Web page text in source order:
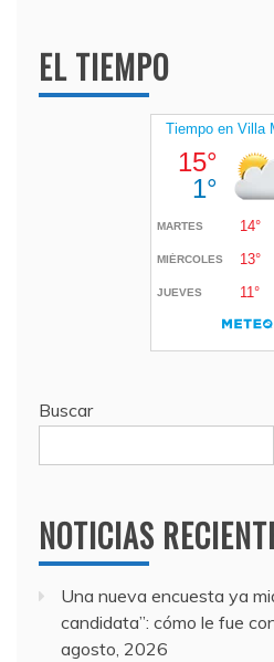
EL TIEMPO
Buscar
NOTICIAS
Una nueva encuesta ya
candidata”: cómo le fue
agosto, 2026